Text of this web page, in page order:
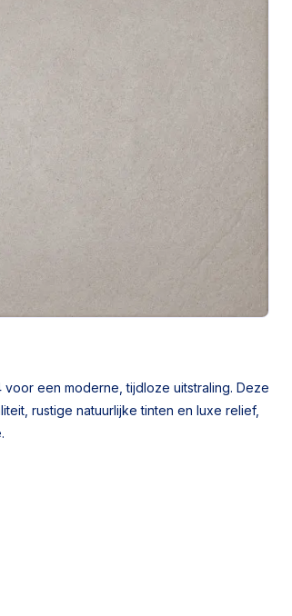
een moderne, tijdloze uitstraling. Deze
rustige natuurlijke tinten en luxe relief,